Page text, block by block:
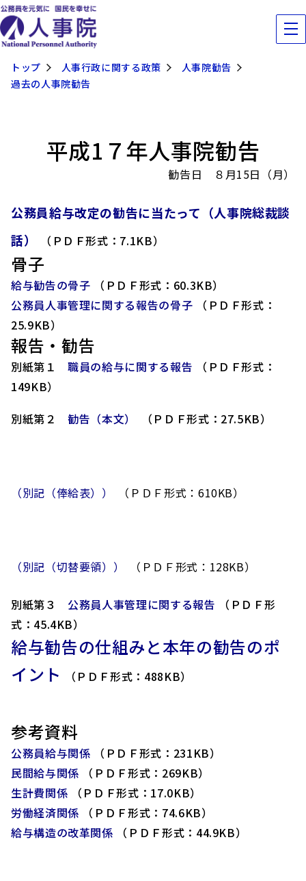
トップ 人事行政に関する政策
人事院勧告
過去の人事院勧告
平成1７年人事院勧告
勧告日 ８月15日（月）
公務員給与改定の勧告に当たって（人事院総裁談
話）
（ＰＤＦ形式：7.1KB）
骨子
給与勧告の骨子
（ＰＤＦ形式：60.3KB）
公務員人事管理に関する報告の骨子
（ＰＤＦ形式：
25.9KB）
報告・勧告
別紙第１職員の給与に関する報告
（ＰＤＦ形式：
149KB）
別紙第２勧告（本文） （ＰＤＦ形式：27.5KB）
（別記（俸給表）） （ＰＤＦ形式：610KB）
（別記（切替要領）） （ＰＤＦ形式：128KB）
別紙第３ 公務員人事管理に関する報告
（ＰＤＦ形
式：45.4KB）
給与勧告の仕組みと本年の勧告のポ
イント
（ＰＤＦ形式：488KB）
参考資料
公務員給与関係
（ＰＤＦ形式：231KB）
民間給与関係
（ＰＤＦ形式：269KB）
生計費関係
（ＰＤＦ形式：17.0KB）
労働経済関係
（ＰＤＦ形式：74.6KB）
給与構造の改革関係
（ＰＤＦ形式：44.9KB）